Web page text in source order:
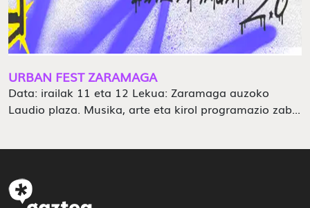
URBAN FEST ZARAMAGA
Data: irailak 11 eta 12 Lekua: Zaramaga auzoko
Laudio plaza. Musika, arte eta kirol programazio zab...